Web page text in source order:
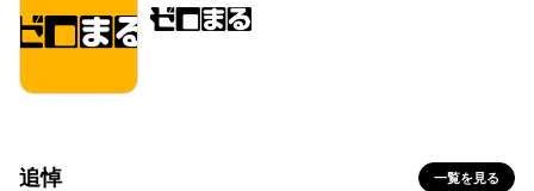
追悼 一覧を見る